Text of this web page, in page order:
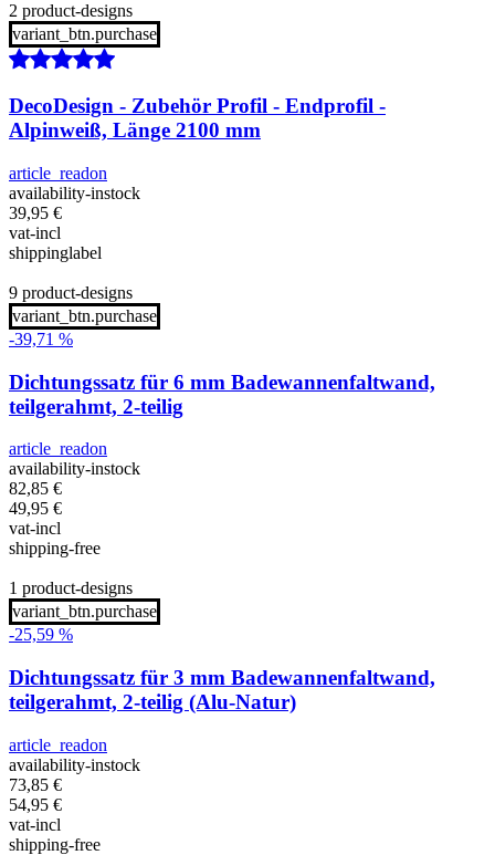
2 product-designs
variant_btn.purchase
DecoDesign - Zubehör Profil - Endprofil -
Alpinweiß, Länge 2100 mm
article_readon
availability-instock
39,95 €
vat-incl
shippinglabel
9 product-designs
variant_btn.purchase
-39,71 %
Dichtungssatz für 6 mm Badewannenfaltwand,
teilgerahmt, 2-teilig
article_readon
availability-instock
82,85 €
49,95 €
vat-incl
shipping-free
1 product-designs
variant_btn.purchase
-25,59 %
Dichtungssatz für 3 mm Badewannenfaltwand,
teilgerahmt, 2-teilig (Alu-Natur)
article_readon
availability-instock
73,85 €
54,95 €
vat-incl
shipping-free